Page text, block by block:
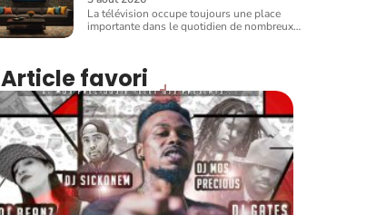
La télévision occupe toujours une place
importante dans le quotidien de nombreux…
Article favori